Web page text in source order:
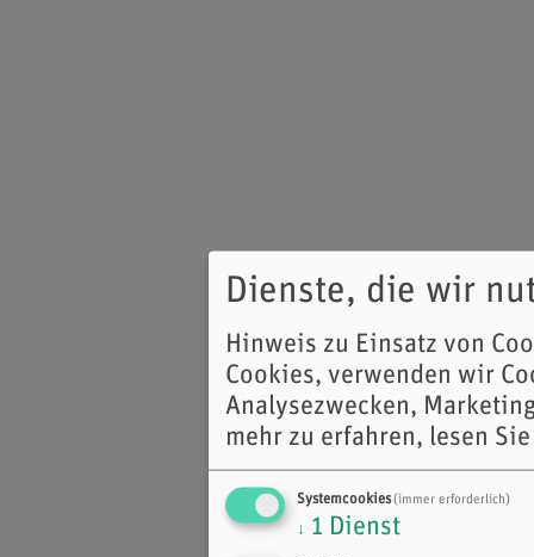
Dienste, die wir
Hinweis zu Einsatz von
Cookies, verwenden wir
Analysezwecken,
mehr zu erfahren, lesen
Systemcookies(immer erforderlich)
↓ 1 Dienst